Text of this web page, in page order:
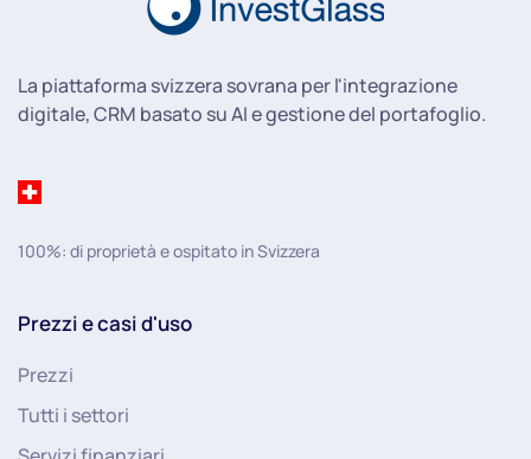
La piattaforma svizzera sovrana per l'integrazione
digitale, CRM basato su AI e gestione del portafoglio.
100%: di proprietà e ospitato in Svizzera
Prezzi e casi d'uso
Prezzi
Tutti i settori